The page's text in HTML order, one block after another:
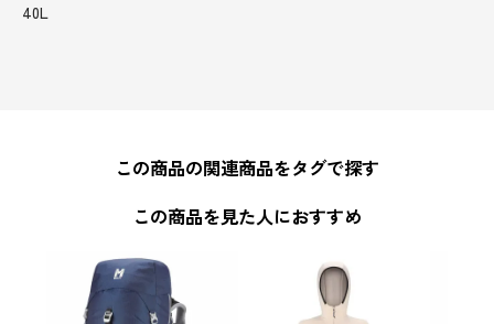
40L
この商品の関連商品をタグで探す
この商品を見た人におすすめ